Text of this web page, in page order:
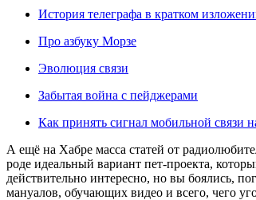
История телеграфа в кратком
Про азбуку Морзе
Эволюция связи
Забытая война с пейджерами
Как принять сигнал мобильной связи
А ещё на Хабре масса статей от
роде идеальный вариант пет-проекта,
действительно интересно, но вы боялись,
мануалов, обучающих видео и всего, чего